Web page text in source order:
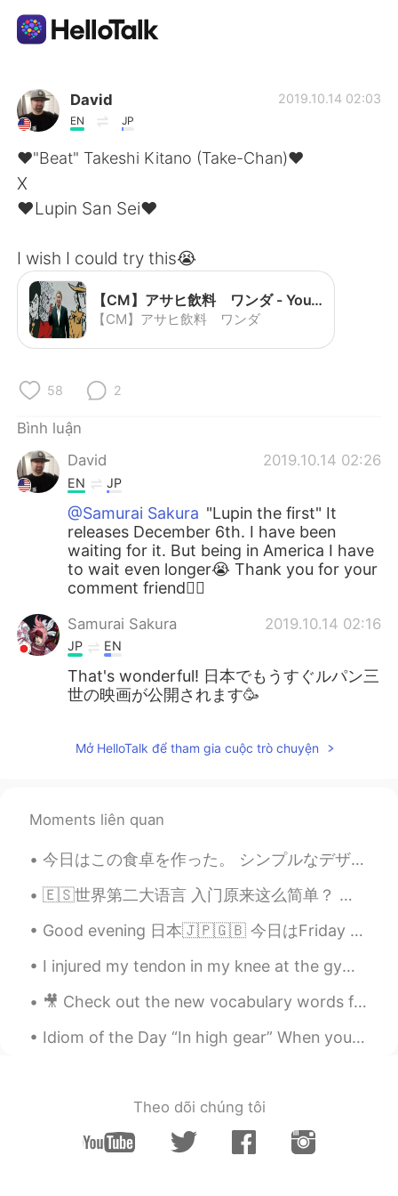
Ứng dụng trao đổi ngôn ngữ
AI Grammar Checker
English 简体中文
繁體中文 Español
Deutsch
한국어
ไทย
Italiano Türkçe
Português
David
EN JP
2019.10.14 02:03
❤"Beat" Takeshi Kitano (Take-Chan)❤
X
❤Lupin San Sei❤
I wish I could try this😭
【CM】アサヒ飲料 ワンダ - YouTube
【CM】アサヒ飲料 ワンダ
58 2
Bình luận
David
2019.10.14 02:26
EN JP
@Samurai Sakura "Lupin the first" It
releases December 6th. I have been
waiting for it. But being in America I have
to wait even longer😭 Thank you for your
comment friend✌🏻
Samurai Sakura 2019.10.14 02:16
JP EN
That's wonderful! 日本でもうすぐルパン三
世の映画が公開されます🥳
Mở HelloTalk để tham gia cuộc trò chuyện
Moments liên quan
今日はこの食卓を作った。 シンプルなデザインですが便利だと思う。 大きさは二人では少し窮屈ですが、一人でちょうどいいと思う。 そしてそれは大丈夫です。 私は一人で住んでいるから！ 🍷🍽️🙎🏼‍♀️
🇪🇸世界第二大语言 入门原来这么简单？ 🔥1个月通关西语语音 小白也能见词会读🔥 每门语言都是半途而废？ 课程太枯燥，自学起来很吃力？ 想系统学习却不知从何开始？ 🌈语音深度讲解+实战互动...
Good evening 日本🇯🇵🇬🇧 今日はFriday night💃 しごと早くしたのでDrinkします🍻 今日はなんだと日本のBeer!! It's my first time😂 そしてS...
I injured my tendon in my knee at the gym😭😭 It is so painful and will take a long time to heal.💔💔...
🎥 Check out the new vocabulary words for the next lesson... reckless, ditch, exhaustion, bar, ap...
Idiom of the Day “In high gear” When you are “in high gear,” it means that you are working at a...
Theo dõi chúng tôi